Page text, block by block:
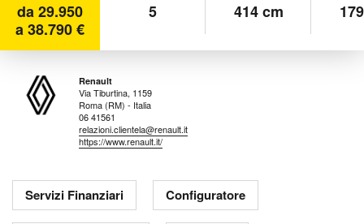
da 29.950
a 38.790 €
5 414 cm
Renault
Via Tiburtina, 1159
Roma (RM) - Italia
06 41561
relazioni.clientela@renault.it
https://www.renault.it/
Servizi Finanziari Configuratore